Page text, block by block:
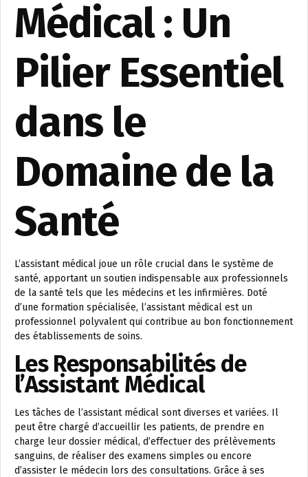
Médical : Un
Pilier Essentiel
dans le
Domaine de la
Santé
L’assistant médical joue un rôle crucial dans le système de
santé, apportant un soutien indispensable aux professionnels
de la santé tels que les médecins et les infirmières. Doté
d’une formation spécialisée, l’assistant médical est un
professionnel polyvalent qui contribue au bon fonctionnement
des établissements de soins.
Les Responsabilités de
l’Assistant Médical
Les tâches de l’assistant médical sont diverses et variées. Il
peut être chargé d’accueillir les patients, de prendre en
charge leur dossier médical, d’effectuer des prélèvements
sanguins, de réaliser des examens simples ou encore
d’assister le médecin lors des consultations. Grâce à ses